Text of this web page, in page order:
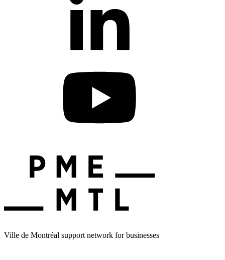
Ville de Montréal support network for businesses